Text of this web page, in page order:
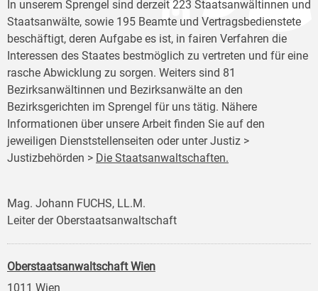
In unserem Sprengel sind derzeit 223 Staatsanwältinnen und
Staatsanwälte, sowie 195 Beamte und Vertragsbedienstete
beschäftigt, deren Aufgabe es ist, in fairen Verfahren die
Interessen des Staates bestmöglich zu vertreten und für eine
rasche Abwicklung zu sorgen. Weiters sind 81
Bezirksanwältinnen und Bezirksanwälte an den
Bezirksgerichten im Sprengel für uns tätig. Nähere
Informationen über unsere Arbeit finden Sie auf den
jeweiligen Dienststellenseiten oder unter Justiz >
Justizbehörden > Die Staatsanwaltschaften.
Mag. Johann FUCHS, LL.M.
Leiter der Oberstaatsanwaltschaft
Oberstaatsanwaltschaft Wien
1011 Wien